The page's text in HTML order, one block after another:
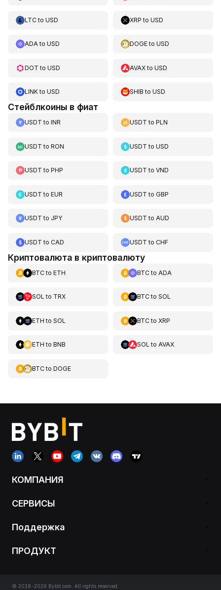
LTCto USD XRP toUSD
ADAto USD DOGEtoUSD
DOT to USD AVAXtoUSD
LINKto USD SHIB toUSD
Стейблкоины в фиат
USDT to INR USDT toPLN
USDT to RON USDT toUSD
USDT to PHP USDT toVND
USDT to EUR USDT toGBP
USDT to JPY USDT toAUD
USDT to CAD USDT toCHF
Криптовалюта в криптовалюту
BTCto ETH BTCto ADA
SOL to TRX BTCto SOL
ETH to SOL BTCto XRP
ETH to BNB SOL to AVAX
BTCto DOGE
КОМПАНИЯ
СЕРВИСЫ
Поддержка
ПРОДУКТ
© 2018-2026 Bybit.com. All rights reserved.